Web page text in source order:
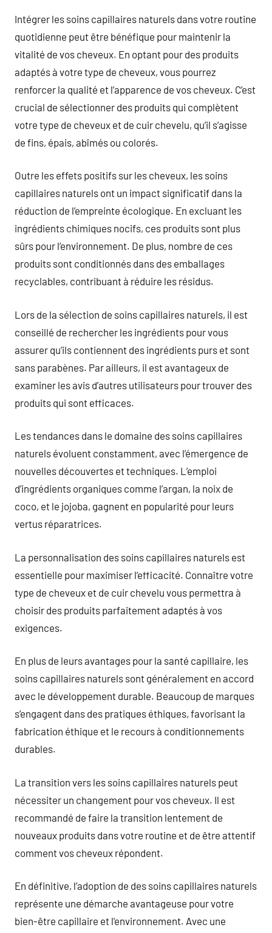
Intégrer les soins capillaires naturels dans votre routine
quotidienne peut être bénéfique pour maintenir la
vitalité de vos cheveux. En optant pour des produits
adaptés à votre type de cheveux, vous pourrez
renforcer la qualité et l’apparence de vos cheveux. C’est
crucial de sélectionner des produits qui complètent
votre type de cheveux et de cuir chevelu, qu’il s’agisse
de fins, épais, abîmés ou colorés.
Outre les effets positifs sur les cheveux, les soins
capillaires naturels ont un impact significatif dans la
réduction de l’empreinte écologique. En excluant les
ingrédients chimiques nocifs, ces produits sont plus
sûrs pour l’environnement. De plus, nombre de ces
produits sont conditionnés dans des emballages
recyclables, contribuant à réduire les résidus.
Lors de la sélection de soins capillaires naturels, il est
conseillé de rechercher les ingrédients pour vous
assurer qu’ils contiennent des ingrédients purs et sont
sans parabènes. Par ailleurs, il est avantageux de
examiner les avis d’autres utilisateurs pour trouver des
produits qui sont efficaces.
Les tendances dans le domaine des soins capillaires
naturels évoluent constamment, avec l’émergence de
nouvelles découvertes et techniques. L’emploi
d’ingrédients organiques comme l’argan, la noix de
coco, et le jojoba, gagnent en popularité pour leurs
vertus réparatrices.
La personnalisation des soins capillaires naturels est
essentielle pour maximiser l’efficacité. Connaître votre
type de cheveux et de cuir chevelu vous permettra à
choisir des produits parfaitement adaptés à vos
exigences.
En plus de leurs avantages pour la santé capillaire, les
soins capillaires naturels sont généralement en accord
avec le développement durable. Beaucoup de marques
s’engagent dans des pratiques éthiques, favorisant la
fabrication éthique et le recours à conditionnements
durables.
La transition vers les soins capillaires naturels peut
nécessiter un changement pour vos cheveux. Il est
recommandé de faire la transition lentement de
nouveaux produits dans votre routine et de être attentif
comment vos cheveux répondent.
En définitive, l’adoption de des soins capillaires naturels
représente une démarche avantageuse pour votre
bien-être capillaire et l’environnement. Avec une